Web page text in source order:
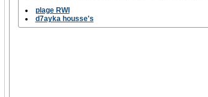
plage RWI
d7ayka housse's